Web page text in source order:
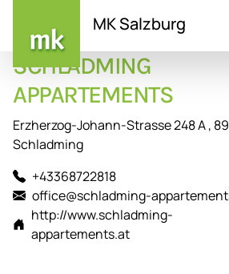
zum
Inhalt
MK Salzburg
SCHLADMING
APPARTEMENTS
Erzherzog-Johann-Strasse 248 A ,
Schladming
+43368722818
office@schladming-
http://www.schladming-
appartements.at